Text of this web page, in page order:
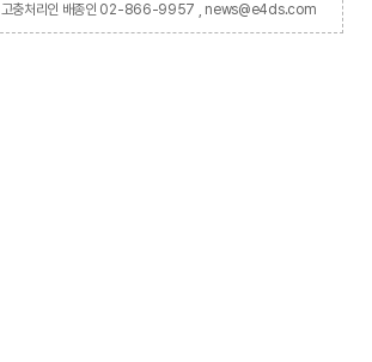
고충처리인 배종인 02-866-9957 , news@e4ds.com